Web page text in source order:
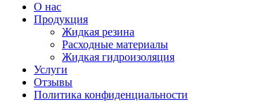
О нас
Продукция
Жидкая резина
Расходные материалы
Жидкая гидроизоляция
Услуги
Отзывы
Политика конфиденциальности